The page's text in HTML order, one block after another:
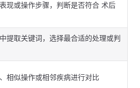
现或操作步骤，判断是否符合 术后
提取关键词，选择最合适的处理或判
相似操作或相邻疾病进行对比